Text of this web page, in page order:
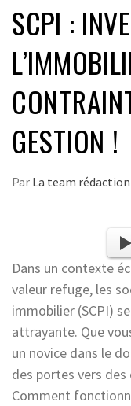
SCPI :
GESTION !
Par La team rédaction
Dans un contexte
valeur refuge, les
immobilier (SCPI)
attrayante. Que
un novice dans le
des portes vers
Comment